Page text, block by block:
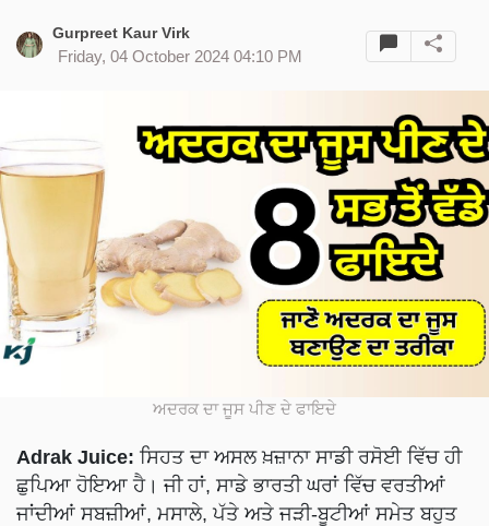
Gurpreet Kaur Virk
Friday, 04 October 2024 04:10 PM
ਅਦਰਕ ਦਾ ਜੂਸ ਪੀਣ ਦੇ ਫਾਇਦੇ
Adrak Juice: ਸਿਹਤ ਦਾ ਅਸਲ ਖ਼ਜ਼ਾਨਾ ਸਾਡੀ ਰਸੋਈ ਵਿੱਚ ਹੀ
ਛੁਪਿਆ ਹੋਇਆ ਹੈ। ਜੀ ਹਾਂ, ਸਾਡੇ ਭਾਰਤੀ ਘਰਾਂ ਵਿੱਚ ਵਰਤੀਆਂ
ਜਾਂਦੀਆਂ ਸਬਜ਼ੀਆਂ, ਮਸਾਲੇ, ਪੱਤੇ ਅਤੇ ਜੜੀ-ਬੂਟੀਆਂ ਸਮੇਤ ਬਹੁਤ